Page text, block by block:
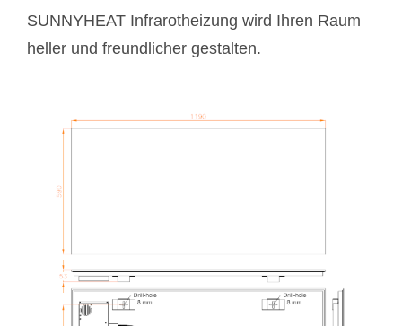
SUNNYHEAT Infrarotheizung wird Ihren Raum
heller und freundlicher gestalten.